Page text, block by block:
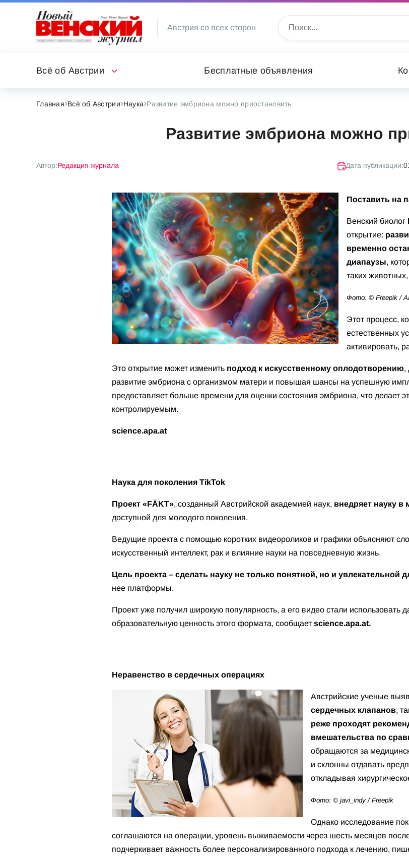
Австрия со всех сторон
Всё об Австрии Бесплатные объявления
Главная Всё об Австрии Наука Развитие эмбриона можно приостановить
Развитие эмбриона можно
Автор:Редакция журнала Дата публикации:
Поставить на
Венский биолог
открытие:
временно
диапаузы,
таких
Фото: © Freepik /
Этот процесс,
естественных
активировать,
Это открытие может изменить подход к искусственному оплодотворению,
развитие эмбриона с организмом матери и повышая шансы на успешную
предоставляет больше времени для оценки состояния эмбриона, что делает
контролируемым.
science.apa.at
Наука для поколения TikTok
Проект «FÄKT», созданный Австрийской академией наук, внедряет науку в
доступной для молодого поколения.
Ведущие проекта с помощью коротких видеороликов и графики объясняют
искусственный интеллект, рак и влияние науки на повседневную жизнь.
Цель проекта – сделать науку не только понятной, но и увлекательной
нее платформы.
Проект уже получил широкую популярность, а его видео стали использовать
образовательную ценность этого формата, сообщает science.apa.at.
Неравенство в сердечных операциях
Австрийские ученые
сердечных клапанов,
реже проходят
вмешательства по
обращаются за
и склонны отдавать
откладывая
Фото: © javi_indy / Freepik
Однако исследование
соглашаются на операции, уровень выживаемости через шесть месяцев
подчеркивает важность более персонализированного подхода к лечению,